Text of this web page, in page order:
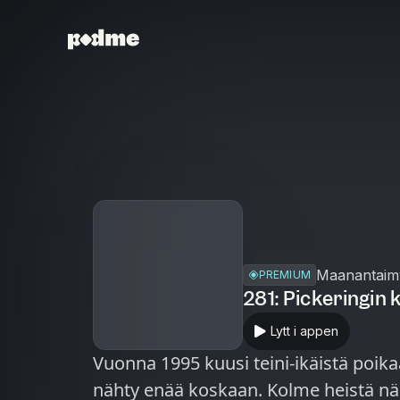
PREMIUM
281: Pickeringin
Lytt i appen
Vuonna 1995 kuusi teini-ikäistä
nähty enää koskaan. Kolme heistä